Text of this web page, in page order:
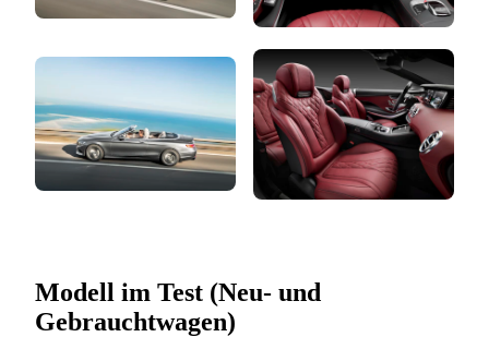
Modell im Test (Neu- und
Gebrauchtwagen)